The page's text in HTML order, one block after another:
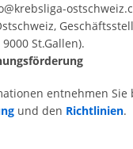
St.Gallen).
entnehmen Sie
und den Richtlinien.